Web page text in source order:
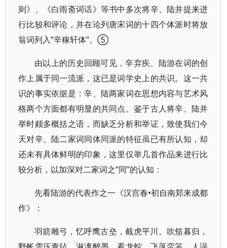
则》、《白雨斋词话》等书中多次将辛、陆并提来进
行比较和评论，并在论列唐宋词的十四个体派时将放
翁词列入“辛稼轩体”。⑤
由以上的历史回顾可见，辛弃疾、陆游在词的创
作上属于同一流派，这已是词学史上的共识。这一共
识的事实依据是：辛、陆两家词在思想内容与艺术风
格两个方面都有明显的共同点。鉴于古人将辛、陆并
举时颇多概括之语，而缺乏分析和举证，致使我们今
天对辛、陆二家词同体同派的特征虽已有所认知，却
还未有具体鲜明的印象，这里仅举几首作品来进行比
较分析，以加深对二家词之“同”的认知：
先看陆游的代表作之一《汉宫春•初自南郑来成都
作》：
羽箭雕弓，忆呼鹰古垒，截虎平川。吹笳暮归，